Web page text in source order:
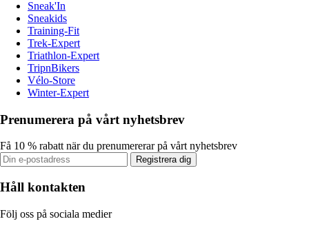
Sneak'In
Sneakids
Training-Fit
Trek-Expert
Triathlon-Expert
TripnBikers
Vélo-Store
Winter-Expert
Prenumerera på vårt nyhetsbrev
Få 10 % rabatt när du prenumererar på vårt nyhetsbrev
Registrera dig
Håll kontakten
Följ oss på sociala medier